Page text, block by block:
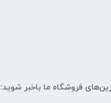
فروشگاه ما باخبر شوید: